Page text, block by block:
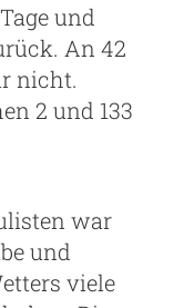
und
An 42
nicht.
2 und 133
war
und
viele